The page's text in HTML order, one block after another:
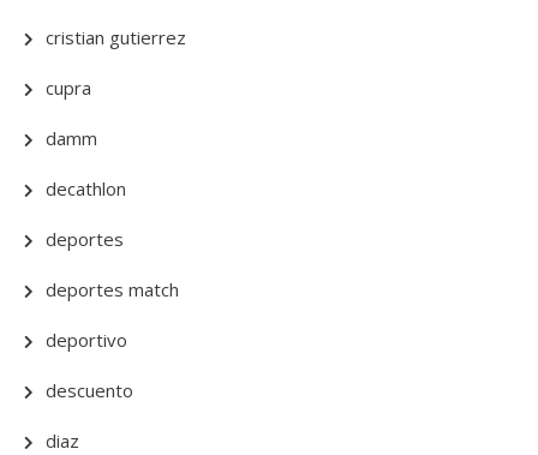
cristian gutierrez
cupra
damm
decathlon
deportes
deportes match
deportivo
descuento
diaz